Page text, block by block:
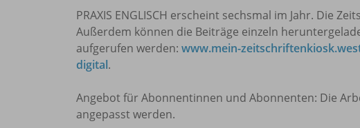
PRAXIS ENGLISCH erscheint sechsmal im Jahr. Die
Außerdem können die Beiträge einzeln
aufgerufen werden: www.mein-
digital.
Angebot für Abonnentinnen und Abonnenten: Die
angepasst werden.